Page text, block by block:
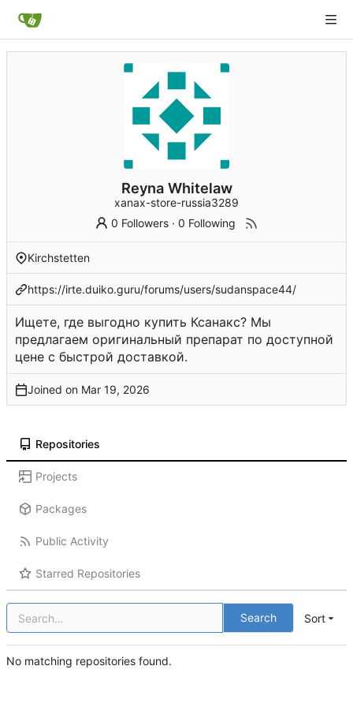
Reyna Whitelaw
xanax-store-russia3289
0 Followers ·0 Following
Kirchstetten
https://irte.duiko.guru/forums/users/sudanspace44/
Ищете, где выгодно купить Ксанакс? Мы
предлагаем оригинальный препарат по доступной
цене с быстрой доставкой.
Joined on
Repositories
Projects
Packages
Public Activity
Starred Repositories
Search Sort
No matching repositories found.